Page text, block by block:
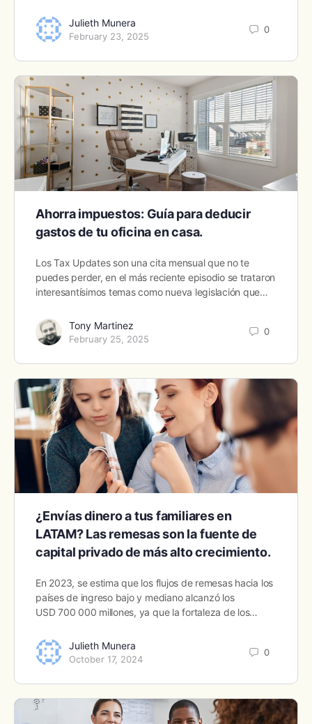
Julieth Munera
February 23, 2025
0
Ahorra impuestos: Guía para deducir
gastos de tu oficina en casa.
Los Tax Updates son una cita mensual que no te
puedes perder, en el más reciente episodio se trataron
interesantísimos temas como nueva legislación que…
Tony Martinez
February 25, 2025
0
¿Envías dinero a tus familiares en
LATAM? Las remesas son la fuente de
capital privado de más alto crecimiento.
En 2023, se estima que los flujos de remesas hacia los
países de ingreso bajo y mediano alcanzó los
USD 700 000 millones, ya que la fortaleza de los…
Julieth Munera
October 17, 2024
0